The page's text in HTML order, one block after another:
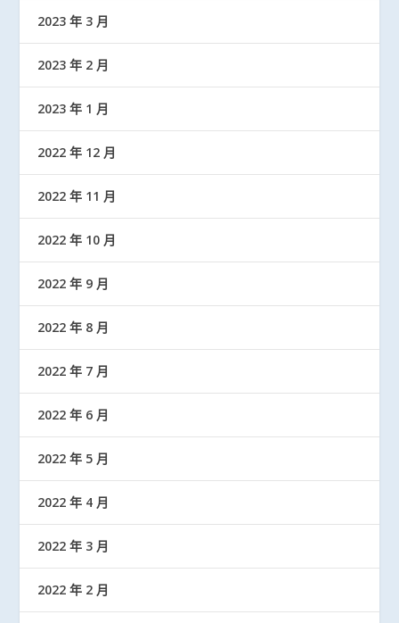
2023 年 3 月
2023 年 2 月
2023 年 1 月
2022 年 12 月
2022 年 11 月
2022 年 10 月
2022 年 9 月
2022 年 8 月
2022 年 7 月
2022 年 6 月
2022 年 5 月
2022 年 4 月
2022 年 3 月
2022 年 2 月